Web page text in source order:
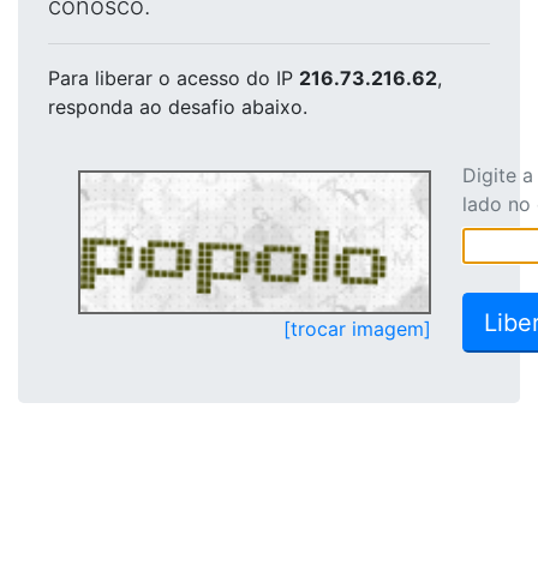
conosco.
Para liberar o acesso do IP 216.73.216.62,
responda ao desafio abaixo.
[trocar imagem]
Digite
lado no